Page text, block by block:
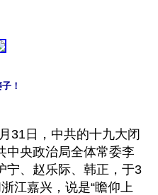
！
31日，中共的十九大闭
中央政治局全体常委李
宁、赵乐际、韩正，于3
江嘉兴，说是“瞻仰上